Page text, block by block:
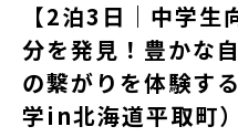
ような自然も広がり、歴史・
会える場所です。そんな歴史・
町を歩きながら学ぶフィールド
わる職人、町で暮らすプロデザ
と交流しながら「伝統的なもの
緒に探求できます。ただ体験す
【2泊3日｜中学生
分を発見！豊かな
の繋がりを体験す
学in北海道平取町）